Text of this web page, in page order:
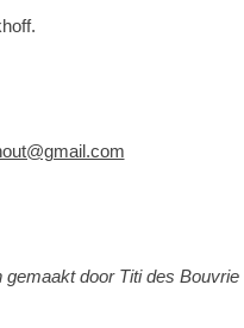
door Titi des Bouvrie